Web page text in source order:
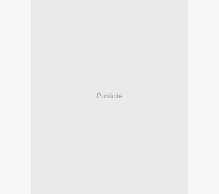
Publicité